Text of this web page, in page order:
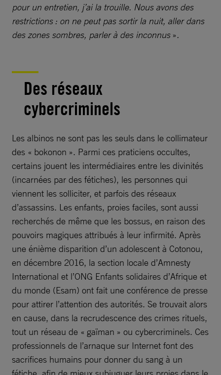
pour un entretien, j’ai la trouille. Nous avons des
restrictions : on ne peut pas sortir la nuit, aller dans
des zones sombres, parler à des inconnus ».
Des réseaux
cybercriminels
Les albinos ne sont pas les seuls dans le collimateur
des « bokonon ». Parmi ces praticiens occultes,
certains jouent les intermédiaires entre les divinités
(incarnées par des fétiches), les personnes qui
viennent les solliciter, et parfois des réseaux
d’assassins. Les enfants, proies faciles, sont aussi
recherchés de même que les bossus, en raison des
pouvoirs magiques attribués à leur infirmité. Après
une énième disparition d’un adolescent à Cotonou,
en décembre 2016, la section locale d’Amnesty
International et l’ONG Enfants solidaires d’Afrique et
du monde (Esam) ont fait une conférence de presse
pour attirer l’attention des autorités. Se trouvait alors
en cause, dans la recrudescence des crimes rituels,
tout un réseau de « gaïman » ou cybercriminels. Ces
professionnels de l’arnaque sur Internet font des
sacrifices humains pour donner du sang à un